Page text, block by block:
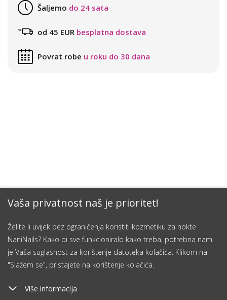
Vaša privatnost naš je prioritet!
Želite li uvijek bez ograničenja koristiti kozmetiku za nokte
NaniNails? Kako bi sve funkcioniralo kako treba, potrebna nam
je Vaša suglasnost za korištenje datoteka kolačića. Klikom na
"Slažem se", pristajete na korištenje kolačića.
Više informacija
Šaljemo do 24 sata
od 45 EUR besplatna dostava
Povrat robe u roku do 30 dana